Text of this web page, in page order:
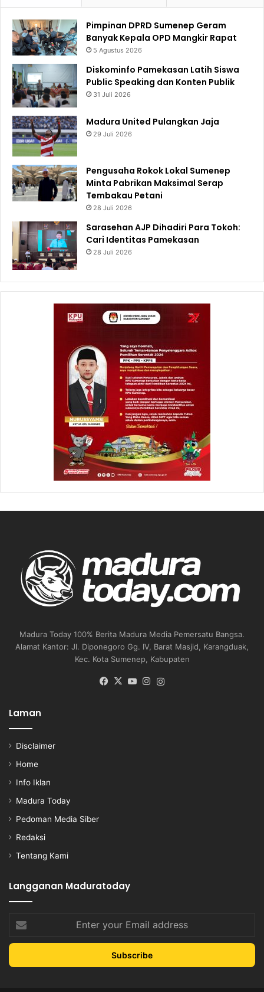
Pimpinan DPRD Sumenep Geram
Banyak Kepala OPD Mangkir Rapat
5 Agustus 2026
Diskominfo Pamekasan Latih Siswa
Public Speaking dan Konten Publik
31 Juli 2026
Madura United Pulangkan Jaja
29 Juli 2026
Pengusaha Rokok Lokal Sumenep
Minta Pabrikan Maksimal Serap
Tembakau Petani
28 Juli 2026
Sarasehan AJP Dihadiri Para Tokoh:
Cari Identitas Pamekasan
28 Juli 2026
Madura Today 100% Berita Madura Media Pemersatu Bangsa.
Alamat Kantor: Jl. Diponegoro Gg. IV, Barat Masjid, Karangduak,
Kec. Kota Sumenep, Kabupaten
Facebook
X YouTubeInstagram
Laman
Disclaimer
Home
Info Iklan
Madura Today
Pedoman Media Siber
Redaksi
Tentang Kami
Langganan Maduratoday
your
Email